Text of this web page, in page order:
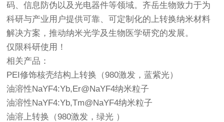
码、信息防伪以及光电器件等领域。齐岳生物致力于为
科研与产业用户提供可靠、可定制化的上转换纳米材料
解决方案，推动纳米光学及生物医学研究的发展。
仅限科研使用！
相关产品：
PEI修饰核壳结构上转换（980激发，蓝紫光）
油溶性NaYF4:Yb,Er@NaYF4纳米粒子
油溶性NaYF4:Yb,Tm@NaYF4纳米粒子
油溶上转换（980激发，绿光 ）